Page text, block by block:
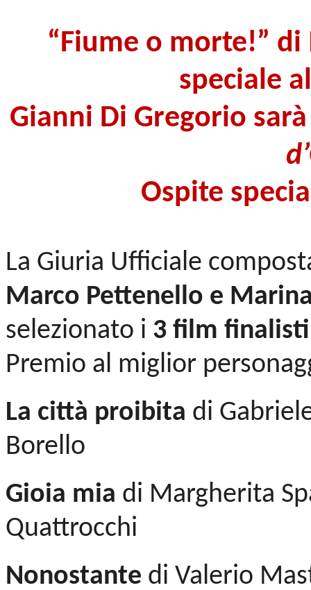
“Fiume o morte!”
speciale
Gianni Di Gregorio
Ospite
La Giuria Ufficiale
Marco Pettenello e
selezionato i 3 film finalisti
Premio al miglior
La città proibita di
Borello
Gioia mia di Margherita
Quattrocchi
Nonostante di Valerio